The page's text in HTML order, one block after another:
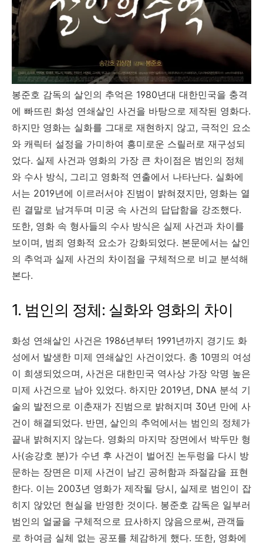
봉준호 감독의 살인의 추억은 1980년대 대한민국을 충격
에 빠뜨린 화성 연쇄살인 사건을 바탕으로 제작된 영화다.
하지만 영화는 실화를 그대로 재현하지 않고, 극적인 요소
와 캐릭터 설정을 가미하여 흥미로운 스릴러로 재구성되
었다. 실제 사건과 영화의 가장 큰 차이점은 범인의 정체
와 수사 방식, 그리고 영화적 연출에서 나타난다. 실화에
서는 2019년에 이르러서야 진범이 밝혀졌지만, 영화는 열
린 결말로 남겨두며 미궁 속 사건의 답답함을 강조했다.
또한, 영화 속 형사들의 수사 방식은 실제 사건과 차이를
보이며, 범죄 영화적 요소가 강화되었다. 본문에서는 살인
의 추억과 실제 사건의 차이점을 구체적으로 비교 분석해
본다.
1. 범인의 정체: 실화와 영화의 차이
화성 연쇄살인 사건은 1986년부터 1991년까지 경기도 화
성에서 발생한 미제 연쇄살인 사건이었다. 총 10명의 여성
이 희생되었으며, 사건은 대한민국 역사상 가장 악명 높은
미제 사건으로 남아 있었다. 하지만 2019년, DNA 분석 기
술의 발전으로 이춘재가 진범으로 밝혀지며 30년 만에 사
건이 해결되었다. 반면, 살인의 추억에서는 범인의 정체가
끝내 밝혀지지 않는다. 영화의 마지막 장면에서 박두만 형
사(송강호 분)가 수년 후 사건이 벌어진 논두렁을 다시 방
문하는 장면은 미제 사건이 남긴 공허함과 좌절감을 표현
한다. 이는 2003년 영화가 제작될 당시, 실제로 범인이 잡
히지 않았던 현실을 반영한 것이다. 봉준호 감독은 일부러
범인의 얼굴을 구체적으로 묘사하지 않음으로써, 관객들
로 하여금 실체 없는 공포를 체감하게 했다. 또한, 영화에